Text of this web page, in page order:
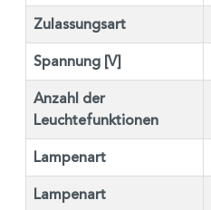
Zulassungsart
Spannung [V]
Anzahl der
Leuchtefunktionen
Lampenart
Lampenart